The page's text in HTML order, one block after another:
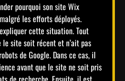
pourquoi son site Wix
les efforts déployés.
cette situation. Tout
le site soit récent et n’ait pas
de Google. Dans ce cas, il
avant que le site ne soit pris